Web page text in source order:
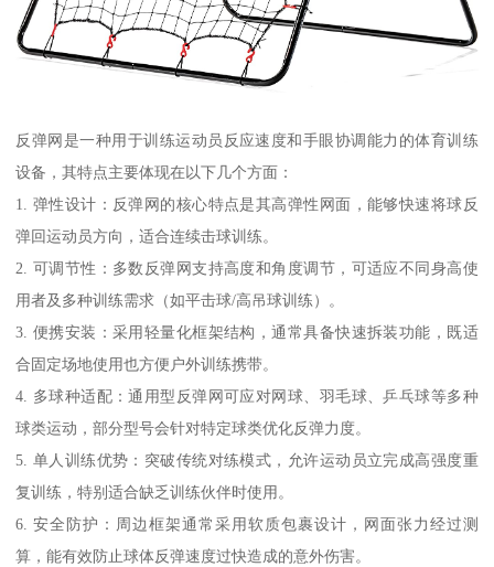
反弹网是一种用于训练运动员反应速度和手眼协调能力的体育训练
设备，其特点主要体现在以下几个方面：
1. 弹性设计：反弹网的核心特点是其高弹性网面，能够快速将球反
弹回运动员方向，适合连续击球训练。
2. 可调节性：多数反弹网支持高度和角度调节，可适应不同身高使
用者及多种训练需求（如平击球/高吊球训练）。
3. 便携安装：采用轻量化框架结构，通常具备快速拆装功能，既适
合固定场地使用也方便户外训练携带。
4. 多球种适配：通用型反弹网可应对网球、羽毛球、乒乓球等多种
球类运动，部分型号会针对特定球类优化反弹力度。
5. 单人训练优势：突破传统对练模式，允许运动员立完成高强度重
复训练，特别适合缺乏训练伙伴时使用。
6. 安全防护：周边框架通常采用软质包裹设计，网面张力经过测
算，能有效防止球体反弹速度过快造成的意外伤害。